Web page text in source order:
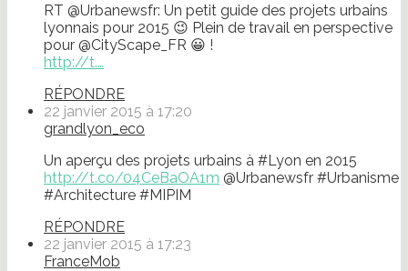
RT @Urbanewsfr: Un petit guide des projets urbains
lyonnais pour 2015 😉 Plein de travail en perspective
pour @CityScape_FR 😀 !
http://t.…
RÉPONDRE
22 janvier 2015 à 17:20
grandlyon_eco
Un aperçu des projets urbains à #Lyon en 2015
http://t.co/04CeBaOA1m @Urbanewsfr #Urbanisme
#Architecture #MIPIM
RÉPONDRE
22 janvier 2015 à 17:23
FranceMob